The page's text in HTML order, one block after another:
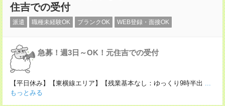
住吉での受付
派遣 職種未経験OK ブランクOK WEB登録・面接OK
急募！週3日～OK！元住吉での受付
【平日休み】【東横線エリア】【残業基本なし：ゆっくり9時半出 ...
もっとみる